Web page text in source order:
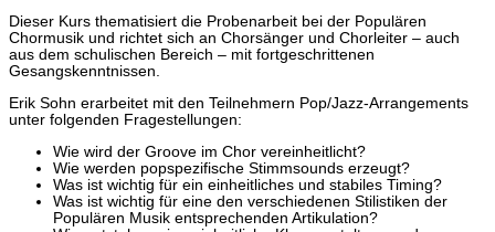
Dieser Kurs thematisiert die Probenarbeit bei der Populären
Chormusik und richtet sich an Chorsänger und Chorleiter – auch
aus dem schulischen Bereich – mit fortgeschrittenen
Gesangskenntnissen.
Erik Sohn erarbeitet mit den Teilnehmern Pop/Jazz-Arrangements
unter folgenden Fragestellungen:
Wie wird der Groove im Chor vereinheitlicht?
Wie werden popspezifische Stimmsounds erzeugt?
Was ist wichtig für ein einheitliches und stabiles Timing?
Was ist wichtig für eine den verschiedenen Stilistiken der
Populären Musik entsprechenden Artikulation?